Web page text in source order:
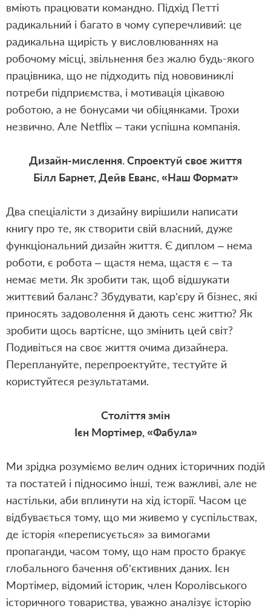
вміють працювати командно. Підхід Петті
радикальний і багато в чому суперечливий: це
радикальна щирість у висловлюваннях на
робочому місці, звільнення без жалю будь-якого
працівника, що не підходить під нововиниклі
потреби підприємства, і мотивація цікавою
роботою, а не бонусами чи обіцянками. Трохи
незвично. Але Netflix – таки успішна компанія.
Дизайн-мислення. Спроектуй своє життя
Білл Барнет, Дейв Еванс, «Наш Формат»
Два спеціалісти з дизайну вирішили написати
книгу про те, як створити свій власний, дуже
функціональний дизайн життя. Є диплом – нема
роботи, є робота – щастя нема, щастя є – та
немає мети. Як зробити так, щоб відшукати
життєвий баланс? Збудувати, кар’єру й бізнес, які
приносять задоволення й дають сенс життю? Як
зробити щось вартісне, що змінить цей світ?
Подивіться на своє життя очима дизайнера.
Переплануйте, перепроектуйте, тестуйте й
користуйтеся результатами.
Століття змін
Ієн Мортімер, «Фабула»
Ми зрідка розуміємо велич одних історичних подій
та постатей і підносимо інші, теж важливі, але не
настільки, аби вплинути на хід історії. Часом це
відбувається тому, що ми живемо у суспільствах,
де історія «переписується» за вимогами
пропаганди, часом тому, що нам просто бракує
глобального бачення об’єктивних даних. Ієн
Мортімер, відомий історик, член Королівського
історичного товариства, уважно аналізує історію